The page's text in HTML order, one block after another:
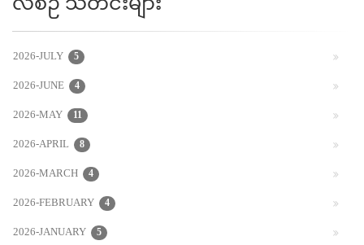
2026-JULY 5
2026-JUNE 4
2026-MAY 11
2026-APRIL 8
2026-MARCH 4
2026-FEBRUARY 4
2026-JANUARY 5